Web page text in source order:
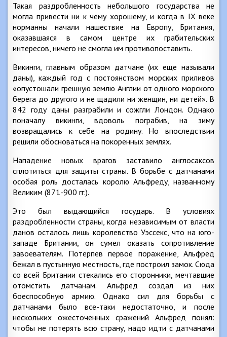
Такая раздробленность небольшого государства не
могла привести ни к чему хорошему, и когда в IX веке
норманны начали нашествие на Европу, Британия,
оказавшаяся в самом центре их грабительских
интересов, ничего не смогла им противопоставить.
Викинги, главным образом датчане (их еще называли
даны), каждый год с постоянством морских приливов
«опустошали грешную землю Англии от одного морского
берега до другого и не щадили ни женщин, ни детей». В
842 году даны разграбили и сожгли Лондон. Однако
поначалу викинги, вдоволь пограбив, на зиму
возвращались к себе на родину. Но впоследствии
решили обосноваться на покоренных землях.
Нападение новых врагов заставило англосаксов
сплотиться для защиты страны. В борьбе с датчанами
особая роль досталась королю Альфреду, названному
Великим (871-900 гг.).
Это был выдающийся государь. В условиях
раздробленности страны, когда независимым от власти
данов осталось лишь королевство Уэссекс, что на юго-
западе Британии, он сумел оказать сопротивление
завоевателям. Потерпев первое поражение, Альфред
бежал в пустынную местность, где построил замок. Сюда
со всей Британии стекались его сторонники, мечтавшие
отомстить датчанам. Альфред создал из них
боеспособную армию. Однако сил для борьбы с
датчанами было все-таки недостаточно, и после
нескольких ожесточенных сражений Альфред понял:
чтобы не потерять всю страну, надо идти с датчанами